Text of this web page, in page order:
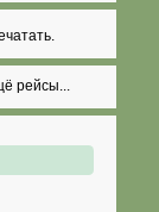
рейсы...